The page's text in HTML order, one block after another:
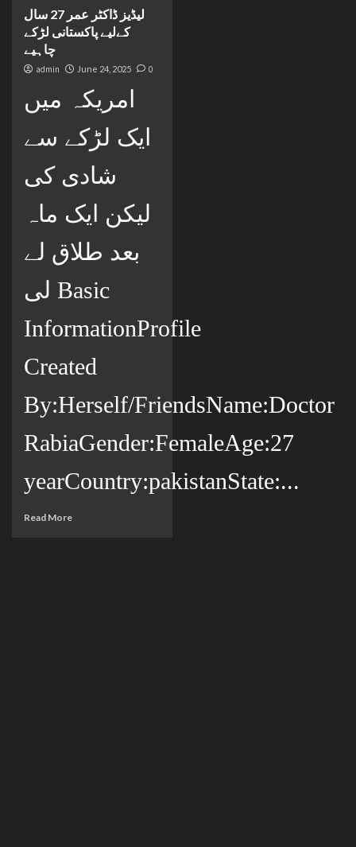
لیڈیز ڈاکٹر عمر 27 سال
کےلیے پاکستانی لڑکے
چاہیے
admin June 24, 2025 0
امریکہ میں
ایک لڑکے سے
شادی کی
لیکن ایک ماہ
بعد طلاق لے
لی Basic
InformationProfile
Created
By:Herself/FriendsName:Doctor
RabiaGender:FemaleAge:27
yearCountry:pakistanState:...
Read More